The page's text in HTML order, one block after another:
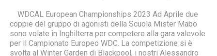
WDCAL European Championships 2023 Ad Aprile due
coppie del gruppo di agonisti della Scuola Mister Mabo
sono volate in Inghilterra per competere alla gara valevole
per il Campionato Europeo WDC. La competizione si è
svolta al Winter Garden di Blackpool, i nostri Alessandro